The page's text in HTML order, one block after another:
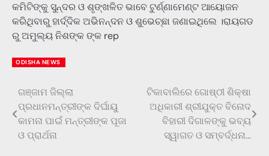
କମିଟିଙ୍କୁ ସୁନ୍ଦର ଓ ଶୃଙ୍ଖଳିତ ଭାବେ ଟୁର୍ଣ୍ଣାମେଣ୍ଟ ଆୟୋଜନ
କରିଥିବାରୁ ହାର୍ଦ୍ଦିକ ଅଭିନନ୍ଦନ ଓ ଶୁଭେଚ୍ଛା ଜଣାଇଥିଲେ ।ରାୟଗଡ
ରୁ ଅମୁଲ୍ୟ ନିଶଙ୍କ ଙ୍କ rep
ODISHA NEWS
Post
navigation
ଗଞ୍ଜାମ ଜିଲ୍ଲା
ପ୍ରଧାନମନ୍ତ୍ରୀଙ୍କ ଦିର୍ଘାୟୁ
କାମନା ପାଇଁ ମନ୍ତ୍ରୀଙ୍କ ପୂଜା
ଓ ପ୍ରାର୍ଥନା
ଟିକାବାଲିରେ ଗୋଷ୍ଠୀ ଶିକ୍ଷା
ଅଧିକାରୀ ଶ୍ରୀଯୁକ୍ତ ବିନୋଦ
ବିହାରୀ ଦିଗାଳଙ୍କୁ ଭବ୍ୟ
ସ୍ୱାଗତ ଓ ସମ୍ବର୍ଦ୍ଧନା…